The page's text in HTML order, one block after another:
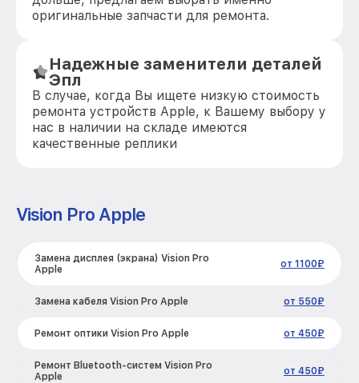
оригинальные запчасти для ремонта.
Надежные заменители деталей
Эпл
В случае, когда Вы ищете низкую стоимость
ремонта устройств Apple, к Вашему выбору у
нас в наличии на складе имеются
качественные реплики
Vision Pro Apple
Замена дисплея (экрана) Vision Pro
Apple
от 1100₽
Замена кабеля Vision Pro Apple от 550₽
Ремонт оптики Vision Pro Apple от 450₽
Ремонт Bluetooth-систем Vision Pro
Apple
от 450₽